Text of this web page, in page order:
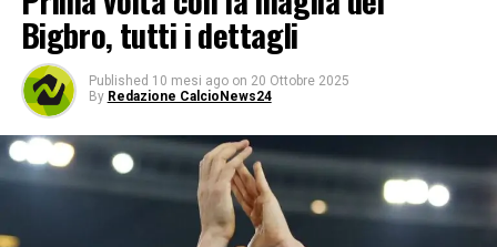
Bigbro, tutti i dettagli
Published 10 mesi ago on 20 Ottobre 2025
By Redazione CalcioNews24